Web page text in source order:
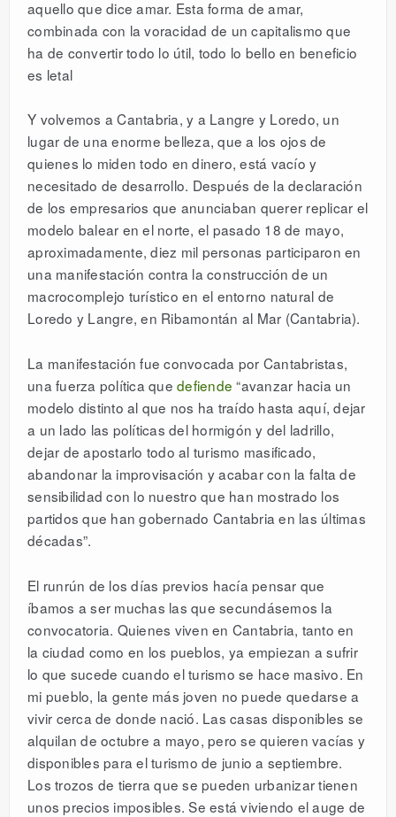
aquello que dice amar. Esta forma de amar,
combinada con la voracidad de un capitalismo que
ha de convertir todo lo útil, todo lo bello en beneficio
es letal
Y volvemos a Cantabria, y a Langre y Loredo, un
lugar de una enorme belleza, que a los ojos de
quienes lo miden todo en dinero, está vacío y
necesitado de desarrollo. Después de la declaración
de los empresarios que anunciaban querer replicar el
modelo balear en el norte, el pasado 18 de mayo,
aproximadamente, diez mil personas participaron en
una manifestación contra la construcción de un
macrocomplejo turístico en el entorno natural de
Loredo y Langre, en Ribamontán al Mar (Cantabria).
La manifestación fue convocada por Cantabristas,
una fuerza política que defiende “avanzar hacia un
modelo distinto al que nos ha traído hasta aquí, dejar
a un lado las políticas del hormigón y del ladrillo,
dejar de apostarlo todo al turismo masificado,
abandonar la improvisación y acabar con la falta de
sensibilidad con lo nuestro que han mostrado los
partidos que han gobernado Cantabria en las últimas
décadas”.
El runrún de los días previos hacía pensar que
íbamos a ser muchas las que secundásemos la
convocatoria. Quienes viven en Cantabria, tanto en
la ciudad como en los pueblos, ya empiezan a sufrir
lo que sucede cuando el turismo se hace masivo. En
mi pueblo, la gente más joven no puede quedarse a
vivir cerca de donde nació. Las casas disponibles se
alquilan de octubre a mayo, pero se quieren vacías y
disponibles para el turismo de junio a septiembre.
Los trozos de tierra que se pueden urbanizar tienen
unos precios imposibles. Se está viviendo el auge de